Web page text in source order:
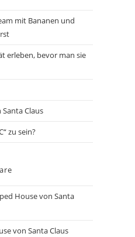
mit Bananen und
erleben, bevor man sie
Santa Claus
zu sein?
House von Santa
von Santa Claus